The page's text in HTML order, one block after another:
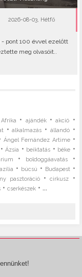
2026-08-03, Hétfő
- pont 100 évvel ezelőtt
meg olvasóit..
Afrika • ajándék•akció •
•alkalmazás • állandó•
Ángel Fernández Artime•
•Ázsia • beiktatás • béke •
• boldoggáavatás•
• búcsú • Budapest •
pasztoráció•cirkusz •
•cserkészek • ...